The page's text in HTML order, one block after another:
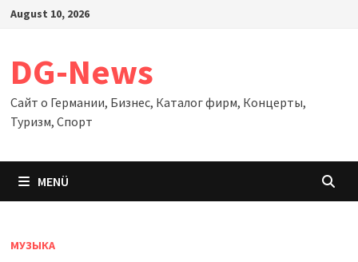
Zum
August 10, 2026
DG-News
Сайт о Германии, Бизнес, Каталог фирм, Концерты,
Туризм, Спорт
MENÜ
МУЗЫКА